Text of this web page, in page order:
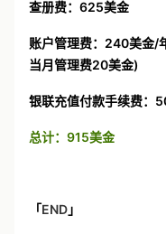
查册费：625美金
账户管理费：240美金/
当月管理费20美金)
银联充值付款手续费：
总计：915美金
「END」